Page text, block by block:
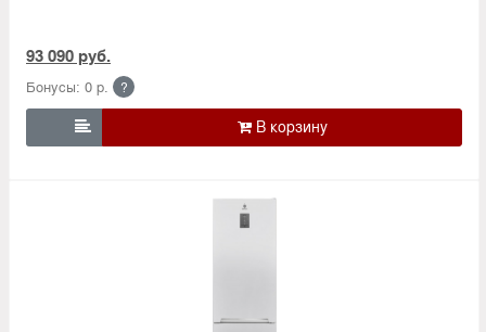
93 090 руб.
Бонусы: 0 р. ?
